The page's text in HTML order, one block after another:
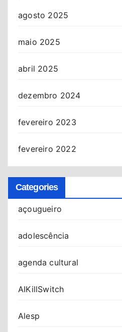
agosto 2025
maio 2025
abril 2025
dezembro 2024
fevereiro 2023
fevereiro 2022
Categories
açougueiro
adolescência
agenda cultural
AIKillSwitch
Alesp